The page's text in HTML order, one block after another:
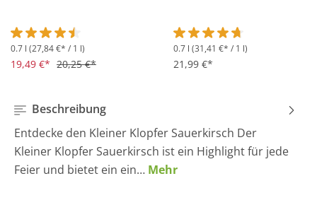
Durchschnittliche Bewertung von 4.5 von 5 Sternen
0.7 l (27,84 €* / 1 l)
19,49 €* 20,25 €*
Durchschnittliche
0.7 l (31,41 €* / 1 l)
21,99 €*
Beschreibung
Entdecke den Kleiner Klopfer Sauerkirsch Der
Kleiner Klopfer Sauerkirsch ist ein Highlight für jede
Feier und bietet ein ein… Mehr